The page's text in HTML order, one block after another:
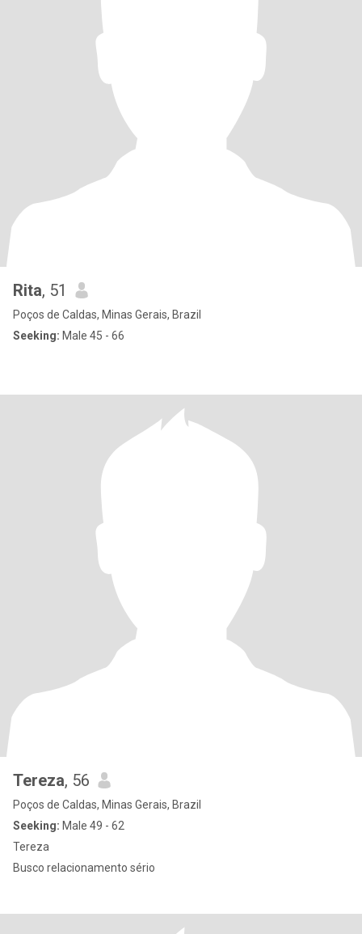
Rita, 51
Poços de Caldas, Minas Gerais, Brazil
Seeking: Male 45 - 66
Tereza, 56
Poços de Caldas, Minas Gerais, Brazil
Seeking: Male 49 - 62
Tereza
Busco relacionamento sério